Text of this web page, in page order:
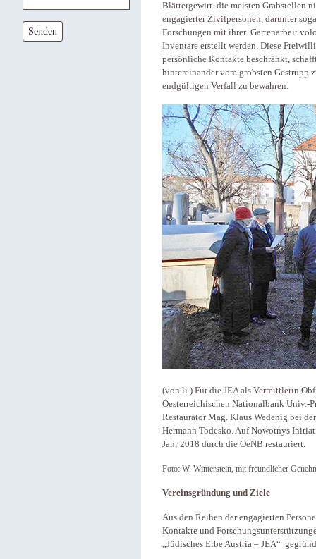
Senden
Blättergewirr die meisten Grabstellen
engagierter Zivilpersonen, darunter
Forschungen mit ihrer Gartenarbeit
Inventare erstellt werden. Diese
persönliche Kontakte beschränkt,
hintereinander vom gröbsten Gestrüpp
endgültigen Verfall zu bewahren.
(von li.) Für die JEA als Vermittlerin
Oesterreichischen Nationalbank Univ.-
Restaurator Mag. Klaus Wedenig bei
Hermann Todesko. Auf Nowotnys
Jahr 2018 durch die OeNB restauriert.
Foto: W. Winterstein, mit freundlicher
Vereinsgründung und Ziele
Aus den Reihen der engagierten
Kontakte und
„Jüdisches Erbe Austria – JEA“